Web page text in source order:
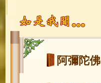
阿彌陀佛